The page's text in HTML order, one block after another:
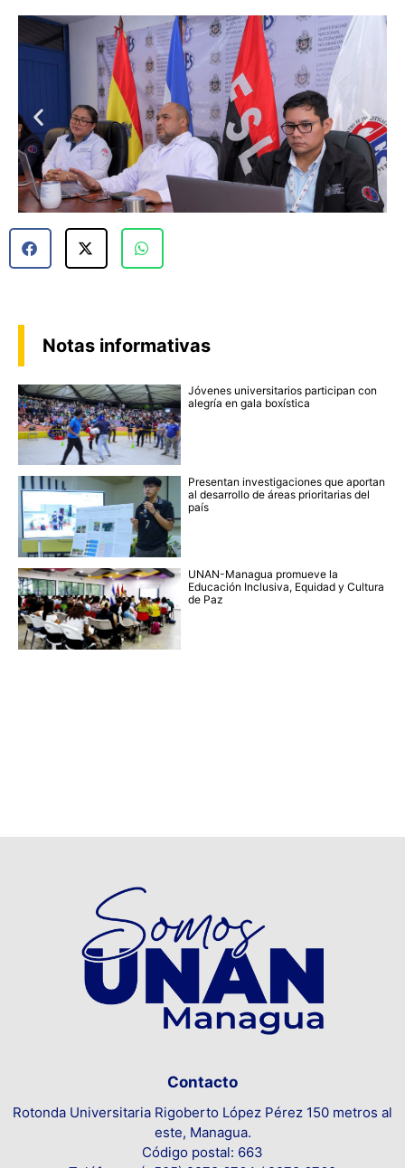
Notas informativas
Jóvenes universitarios participan con
alegría en gala boxística
Presentan investigaciones que aportan
al desarrollo de áreas prioritarias del
país
UNAN-Managua promueve la
Educación Inclusiva, Equidad y Cultura
de Paz
Contacto
Rotonda Universitaria Rigoberto López Pérez 150 metros al
este, Managua.
Código postal: 663